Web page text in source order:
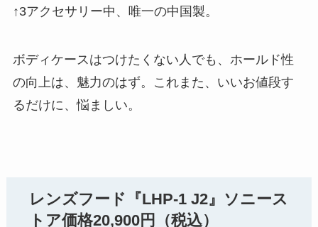
↑3アクセサリー中、唯一の中国製。
ボディケースはつけたくない人でも、ホールド性
の向上は、魅力のはず。これまた、いいお値段す
るだけに、悩ましい。
レンズフード『LHP-1 J2』ソニース
トア価格20,900円（税込）